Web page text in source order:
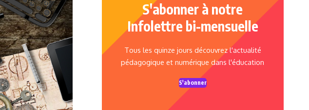
S'abonner à notre
Infolettre bi-mensuelle
Tous les quinze jours découvrez l'actualité
pédagogique et numérique dans l'éducation
S'abonner